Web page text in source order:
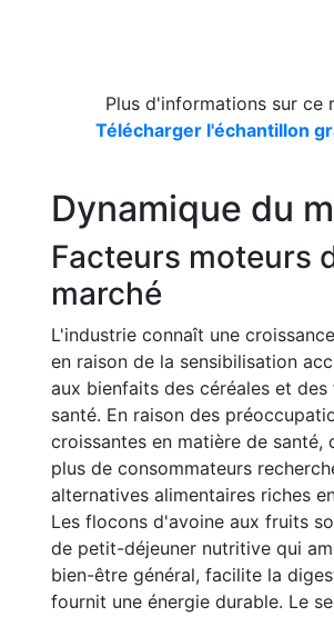
Plus d'informations sur ce
Télécharger l'échantillon
Dynamique du
Facteurs moteurs
marché
L'industrie connaît une
en raison de la sensibilisation
aux bienfaits des céréales et
santé. En raison des
croissantes en matière de santé,
plus de consommateurs
alternatives alimentaires riches
Les flocons d'avoine aux fruits
de petit-déjeuner nutritive qui
bien-être général, facilite la
fournit une énergie durable. Le